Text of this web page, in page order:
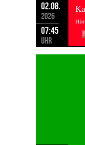
02.08.
2026
07:45
Uhr